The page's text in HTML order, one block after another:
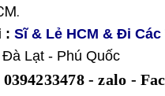
: Sĩ & Lẻ HCM & Đi
Lạt - Phú Quốc
- zalo -